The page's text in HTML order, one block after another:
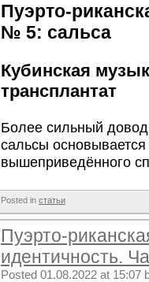
Пуэрто-
№ 5: сальса
Кубинская
трансплантат
Более сильный довод
сальсы
вышеприведённого
Posted in статьи
Пуэрто-
идентичность.
Posted 01.08.2022 at 15:07